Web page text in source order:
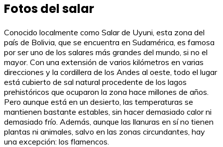
Fotos del salar
Conocido localmente como Salar de Uyuni, esta zona del
país de Bolivia, que se encuentra en Sudamérica, es famosa
por ser uno de los salares más grandes del mundo, si no el
mayor. Con una extensión de varios kilómetros en varias
direcciones y la cordillera de los Andes al oeste, todo el lugar
está cubierto de sal natural procedente de los lagos
prehistóricos que ocuparon la zona hace millones de años.
Pero aunque está en un desierto, las temperaturas se
mantienen bastante estables, sin hacer demasiado calor ni
demasiado frío. Además, aunque las llanuras en sí no tienen
plantas ni animales, salvo en las zonas circundantes, hay
una excepción: los flamencos.